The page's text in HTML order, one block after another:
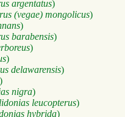
argentatus)
(vegae) mongolicus)
)
barabensis)
)
)
delawarensis)
)
nigra)
leucopterus)
hybrida)